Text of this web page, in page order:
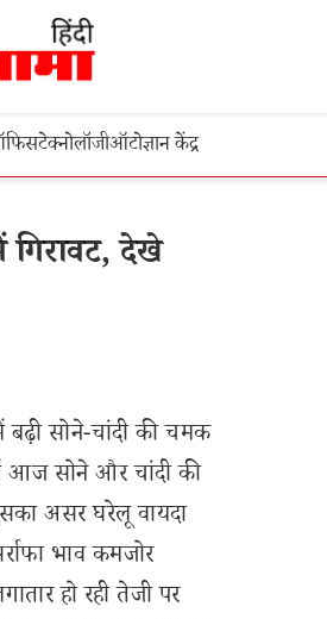
टेक्नोलॉजीऑटोज्ञान केंद्र
देखे
सोने-चांदी की चमक
आज सोने और चांदी की
असर घरेलू वायदा
भाव कमजोर
हो रही तेजी पर